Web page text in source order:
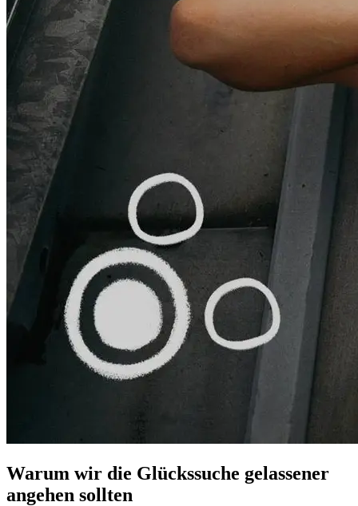
Warum wir die Glückssuche gelassener
angehen sollten